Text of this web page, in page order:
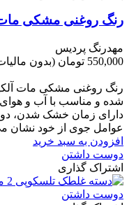
رنگ روغنی مشکی
مهدرنگ پردیس
550,000 تومان
(بدون
رنگ روغنی مشکی مات
شده و مناسب با آب و
دارای زﻣﺎن ﺧﺸﮏ ﺷﺪن،
ﻋﻮاﻣﻞ ﺟﻮی از ﺧﻮد ﻧﺸﺎن
افزودن به سبد خرید
دوست داشتن
اشتراک گذاری
دوست داشتن